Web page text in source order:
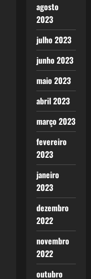
agosto
2023
julho 2023
junho 2023
maio 2023
abril 2023
março 2023
fevereiro
2023
janeiro
2023
dezembro
2022
novembro
2022
outubro